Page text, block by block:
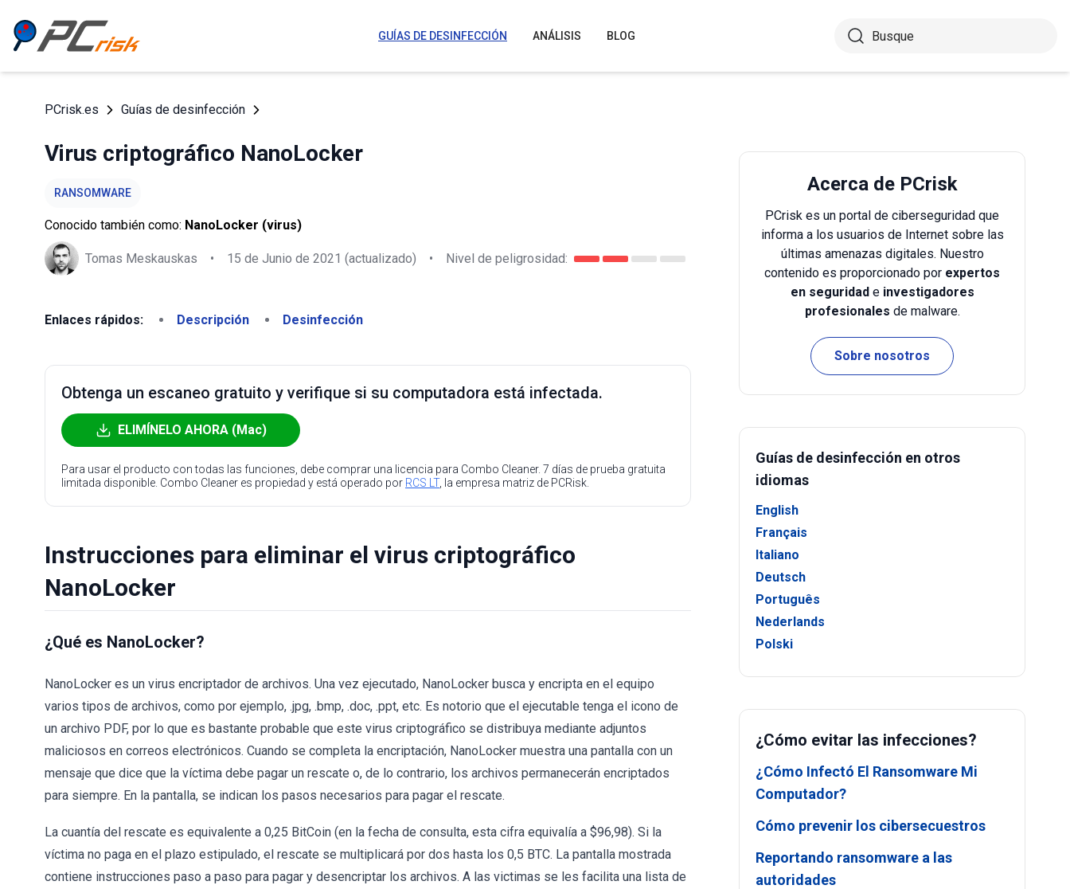
GUÍAS DE DESINFECCIÓN ANÁLISIS BLOG
PCrisk.es Guías de desinfección
Virus criptográfico NanoLocker
RANSOMWARE
Conocido también como: NanoLocker (virus)
Tomas Meskauskas • 15 de Junio de 2021 (actualizado) • Nivel de peligrosidad:
Enlaces rápidos: Descripción Desinfección
Obtenga un escaneo gratuito y verifique si su computadora está infectada.
ELIMÍNELO AHORA (Mac)
Para usar el producto con todas las funciones, debe comprar una licencia para Combo Cleaner. 7 días de prueba gratuita
limitada disponible. Combo Cleaner es propiedad y está operado por RCS LT, la empresa matriz de PCRisk.
Instrucciones para eliminar el virus criptográfico
NanoLocker
¿Qué es NanoLocker?
NanoLocker es un virus encriptador de archivos. Una vez ejecutado, NanoLocker busca y encripta en el equipo
varios tipos de archivos, como por ejemplo, .jpg, .bmp, .doc, .ppt, etc. Es notorio que el ejecutable tenga el icono de
un archivo PDF, por lo que es bastante probable que este virus criptográfico se distribuya mediante adjuntos
maliciosos en correos electrónicos. Cuando se completa la encriptación, NanoLocker muestra una pantalla con un
mensaje que dice que la víctima debe pagar un rescate o, de lo contrario, los archivos permanecerán encriptados
para siempre. En la pantalla, se indican los pasos necesarios para pagar el rescate.
La cuantía del rescate es equivalente a 0,25 BitCoin (en la fecha de consulta, esta cifra equivalía a $96,98). Si la
víctima no paga en el plazo estipulado, el rescate se multiplicará por dos hasta los 0,5 BTC. La pantalla mostrada
contiene instrucciones paso a paso para pagar y desencriptar los archivos. A las victimas se les facilita una lista de
Acerca de PCrisk
PCrisk es un portal de ciberseguridad que
informa a los usuarios de Internet sobre las
últimas amenazas digitales. Nuestro
contenido es proporcionado por expertos
en seguridade investigadores
profesionales de malware.
Sobre nosotros
Guías de desinfección en otros
idiomas
English
Français
Italiano
Deutsch
Português
Nederlands
Polski
¿Cómo evitar las infecciones?
¿Cómo Infectó El Ransomware Mi
Computador?
Cómo prevenir los cibersecuestros
Reportando ransomware a las
autoridades